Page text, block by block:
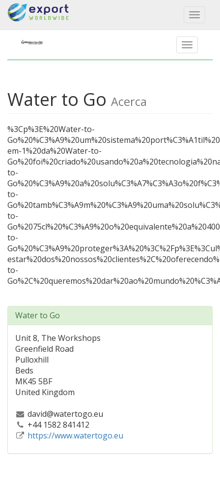
Toggle
Water to Go Acerca
%3Cp%3E%20Water-to-
em-1%20da%20Water-to-
to-
to-
to-
to-
to-
Water to Go
Unit 8, The Workshops
Greenfield Road
Pulloxhill
Beds
MK45 5BF
United Kingdom
david@watertogo.eu
+44 1582 841412
https://www.watertogo.eu